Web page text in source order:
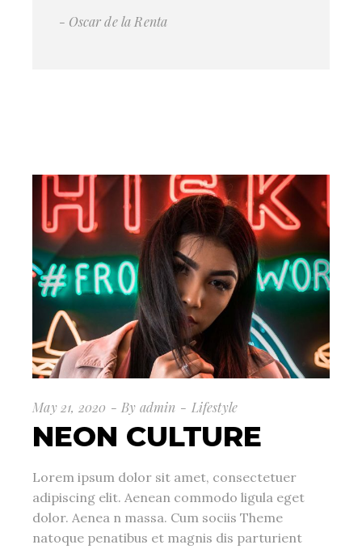
Oscar de la Renta
May 21, 2020 By admin Lifestyle
NEON CULTURE
Lorem ipsum dolor sit amet, consectetuer
adipiscing elit. Aenean commodo ligula eget
dolor. Aenea n massa. Cum sociis Theme
natoque penatibus et magnis dis parturient